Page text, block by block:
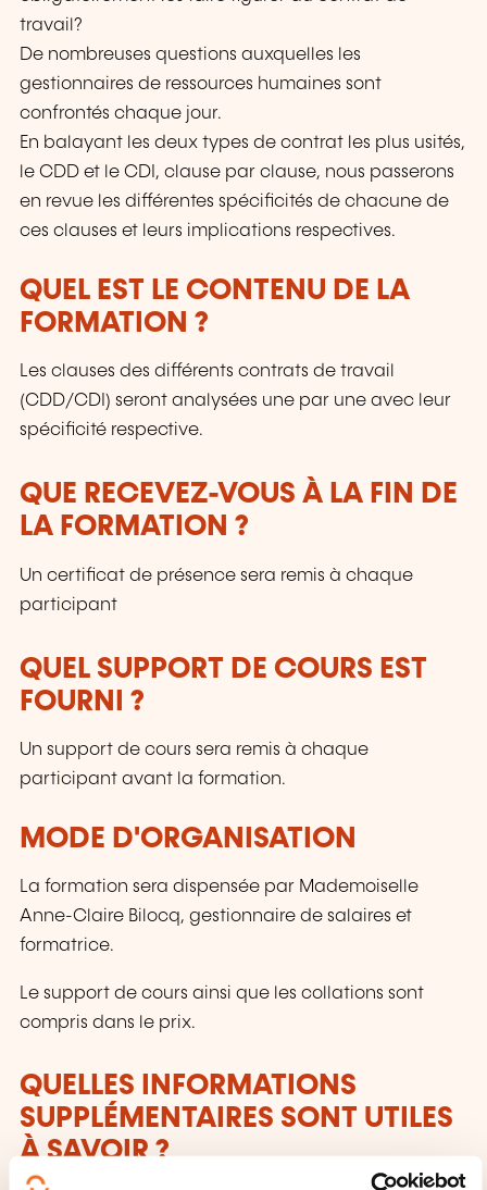
travail?
De nombreuses questions auxquelles les
gestionnaires de ressources humaines sont
confrontés chaque jour.
En balayant les deux types de contrat les plus usités,
le CDD et le CDI, clause par clause, nous passerons
en revue les différentes spécificités de chacune de
ces clauses et leurs implications respectives.
QUEL EST LE CONTENU DE LA
FORMATION ?
Les clauses des différents contrats de travail
(CDD/CDI) seront analysées une par une avec leur
spécificité respective.
QUE RECEVEZ-VOUS À LA FIN DE
LA FORMATION ?
Un certificat de présence sera remis à chaque
participant
QUEL SUPPORT DE COURS EST
FOURNI ?
Un support de cours sera remis à chaque
participant avant la formation.
MODE D'ORGANISATION
La formation sera dispensée par Mademoiselle
Anne-Claire Bilocq, gestionnaire de salaires et
formatrice.
Le support de cours ainsi que les collations sont
compris dans le prix.
QUELLES INFORMATIONS
SUPPLÉMENTAIRES SONT UTILES
À SAVOIR ?